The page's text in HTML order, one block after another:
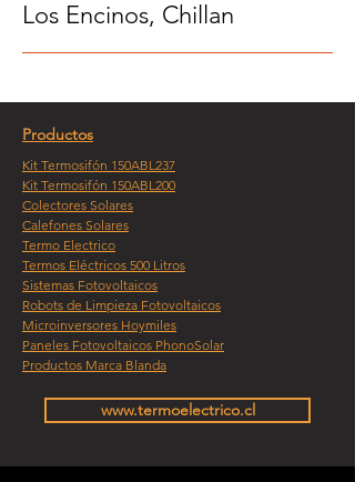
Los Encinos, Chillan
Productos
Kit Termosifón 150ABL237
Kit Termosifón 150ABL200
Colectores Solares
Calefones Solares
Termo Electrico
Termos Eléctricos 500 Litros
Sistemas Fotovoltaicos
Robots de Limpieza Fotovoltaicos
Microinversores Hoymiles
Paneles Fotovoltaicos PhonoSolar
Productos Marca Blanda
www.termoelectrico.cl